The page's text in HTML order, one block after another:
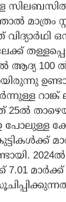
മാത്രം
ആദ്യ
റാങ്ക്
25ൽ
പോലുള്ള
7.01